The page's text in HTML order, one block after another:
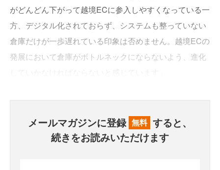
がどんどん下がって越境ECに参入しやすくなっている一
方、デジタル化されておらず、システムも整っていない
倉庫だけが一歩遅れている印象は否めません。越境ECの
発展において倉庫がボトルネックにならないよう、進化
メールマガジンに登録 無料 すると、
続きをお読みいただけます